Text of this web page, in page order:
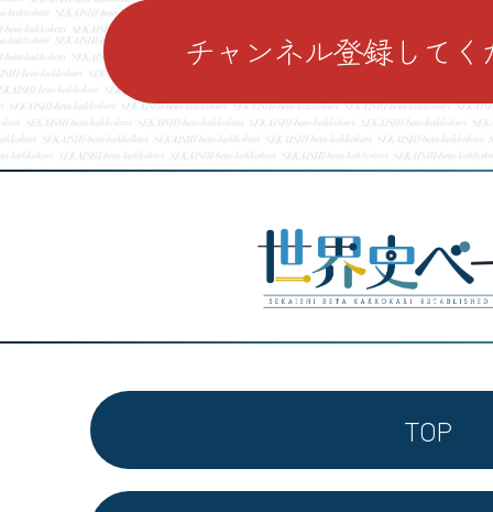
チャンネル登録して
TOP